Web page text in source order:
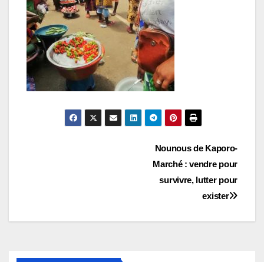
Nounous de Kaporo-
Marché : vendre pour
survivre, lutter pour
exister